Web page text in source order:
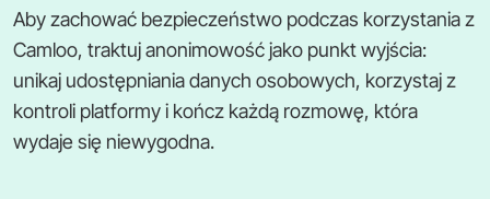
Aby zachować bezpieczeństwo podczas korzystania z
Camloo, traktuj anonimowość jako punkt wyjścia:
unikaj udostępniania danych osobowych, korzystaj z
kontroli platformy i kończ każdą rozmowę, która
wydaje się niewygodna.